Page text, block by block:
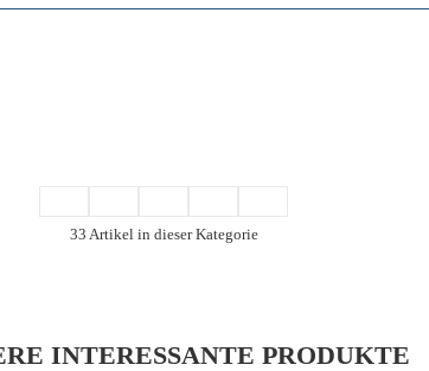
33 Artikel in dieser Kategorie
INTERESSANTE PRODUKTE